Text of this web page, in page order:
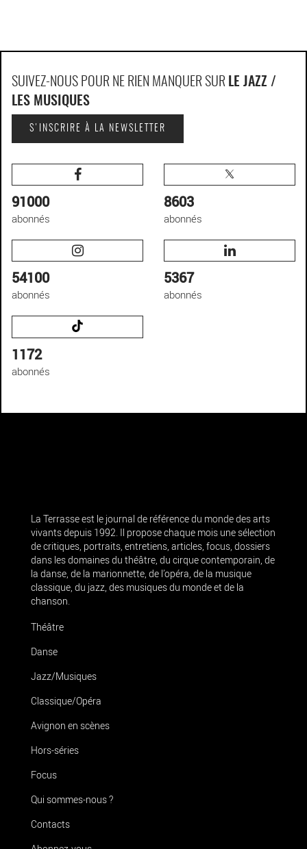
SUIVEZ-NOUS POUR NE RIEN MANQUER SUR LE JAZZ /
LES MUSIQUES
S'INSCRIRE À LA NEWSLETTER
91000
abonnés
8603
abonnés
54100
abonnés
5367
abonnés
1172
abonnés
La Terrasse est le journal de référence du monde des arts
vivants depuis 1992. Il propose chaque mois une sélection
de critiques, portraits, entretiens, articles, focus, dossiers
dans les domaines du théâtre, du cirque contemporain, de
la danse, de la marionnette, de l’opéra, de la musique
classique, du jazz, des musiques du monde et de la
chanson.
Théâtre
Danse
Jazz/Musiques
Classique/Opéra
Avignon en scènes
Hors-séries
Focus
Qui sommes-nous ?
Contacts